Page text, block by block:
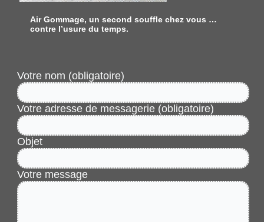
Air Gommage, un second souffle chez vous …
contre l’usure du temps.
Votre nom (obligatoire)
Votre adresse de messagerie (obligatoire)
Objet
Votre message